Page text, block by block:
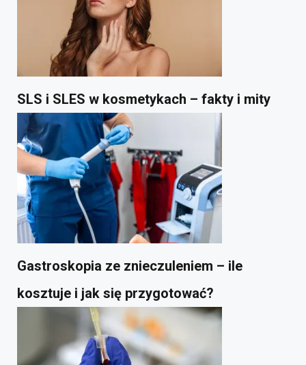
SLS i SLES w kosmetykach – fakty i mity
Gastroskopia ze znieczuleniem – ile
kosztuje i jak się przygotować?